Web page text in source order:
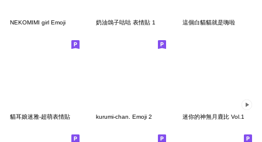
NEKOMIMI girl Emoji 奶油鴿子咕咕 表情貼 1 這個白貓貓就是嗨啦
貓耳娘迷雅-超萌表情貼 kurumi-chan. Emoji 2 迷你的神無月鹿比 Vol.1